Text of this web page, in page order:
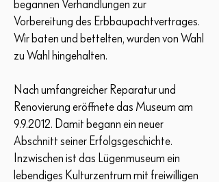
begannen Verhandlungen zur
Vorbereitung des Erbbaupachtvertrages.
Wir baten und bettelten, wurden von Wahl
zu Wahl hingehalten.
Nach umfangreicher Reparatur und
Renovierung eröffnete das Museum am
9.9.2012. Damit begann ein neuer
Abschnitt seiner Erfolgsgeschichte.
Inzwischen ist das Lügenmuseum ein
lebendiges Kulturzentrum mit freiwilligen